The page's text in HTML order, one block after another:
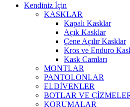
Kendiniz İçin
KASKLAR
Kapalı Kasklar
Açık Kasklar
Çene Açılır Kasklar
Kros ve Enduro
Kask Camları
MONTLAR
PANTOLONLAR
ELDİVENLER
BOTLAR VE
KORUMALAR